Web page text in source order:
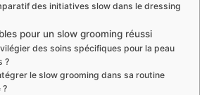
des initiatives slow dans le dressing
pour un slow grooming réussi
des soins spécifiques pour la peau
?
le slow grooming dans sa routine
?